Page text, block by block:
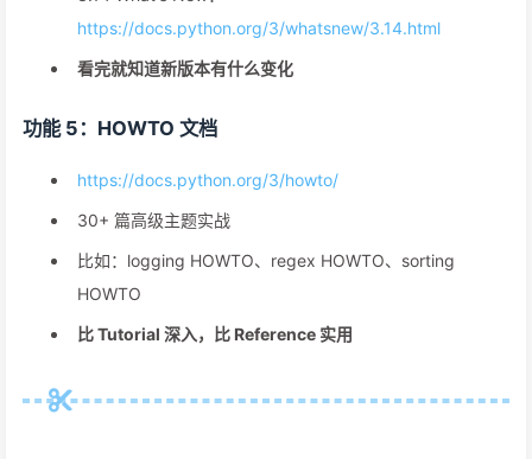
https://docs.python.org/3/whatsnew/3.14.html
看完就知道新版本有什么变化
功能 5：HOWTO 文档
https://docs.python.org/3/howto/
30+ 篇高级主题实战
比如：logging HOWTO、regex HOWTO、sorting
HOWTO
比 Tutorial 深入，比 Reference 实用